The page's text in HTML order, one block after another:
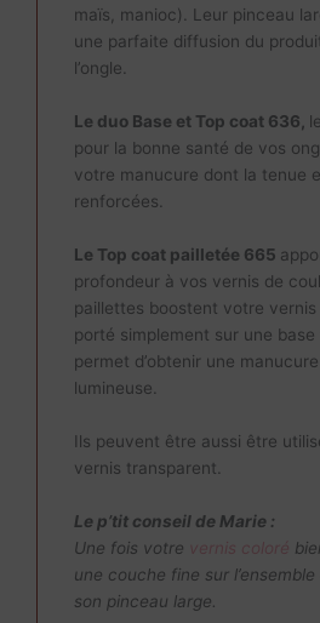
maïs, manioc). Leur pinceau
une parfaite diffusion du
l’ongle.
Le duo Base et Top coat 636, le
pour la bonne santé de vos
votre manucure dont la tenue
renforcées.
Le Top coat pailletée 665
profondeur à vos vernis de
paillettes boostent votre vernis
porté simplement sur une
permet d’obtenir une
lumineuse.
Ils peuvent être aussi être
vernis transparent.
Le p’tit conseil de Marie :
Une fois votre vernis coloré
une couche fine sur l’ensemble
son pinceau large.